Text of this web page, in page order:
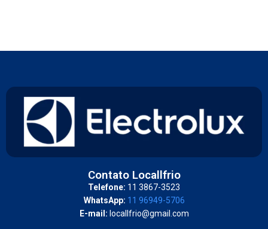
Contato Locallfrio
Telefone: 11 3867-3523
WhatsApp: 11 96949-5706
E-mail: locallfrio@gmail.com